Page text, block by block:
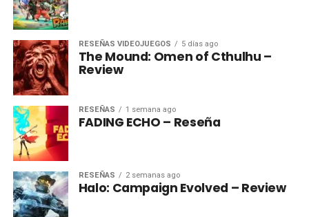
RESEÑAS VIDEOJUEGOS 5 días ago
The Mound: Omen of Cthulhu –
Review
RESEÑAS 1 semana ago
FADING ECHO – Reseña
RESEÑAS 2 semanas ago
Halo: Campaign Evolved – Review